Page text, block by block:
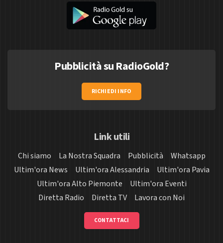
Pubblicità su RadioGold?
RICHIEDI INFO
Link utili
Chi siamo La Nostra Squadra Pubblicità
Whatsapp
Ultim'ora News
Ultim'ora Alessandria
Ultim'ora Pavia
Ultim'ora Alto Piemonte
Ultim'ora Eventi
Diretta Radio
Diretta TV Lavora con Noi
CONTATTACI